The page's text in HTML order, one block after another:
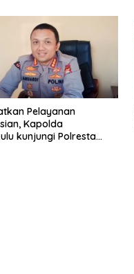
Pelayanan
Kapolda
kunjungi Polresta